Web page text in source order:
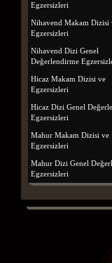
Egzersizleri
Nihavend Makam Dizisi
Egzersizleri
Nihavend Dizi Genel
Değerlendirme
Hicaz Makam Dizisi ve
Egzersizleri
Hicaz Dizi Genel
Egzersizleri
Mahur Makam Dizisi ve
Egzersizleri
Mahur Dizi Genel
Egzersizleri